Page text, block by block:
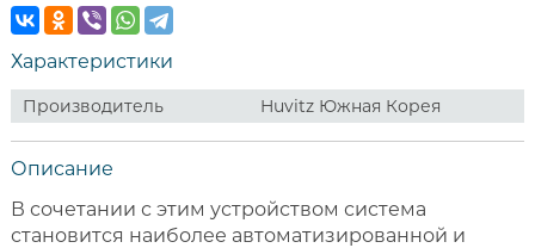
Характеристики
Производитель Huvitz Южная Корея
Описание
В сочетании с этим устройством система
становится наиболее автоматизированной и